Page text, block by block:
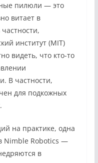
пилюли — это
витает в
институт (MIT)
видеть, что кто-то
В частности,
для подкожных
на практике, одна
Nimble Robotics —
в